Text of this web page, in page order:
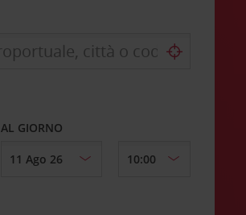
AL GIORNO